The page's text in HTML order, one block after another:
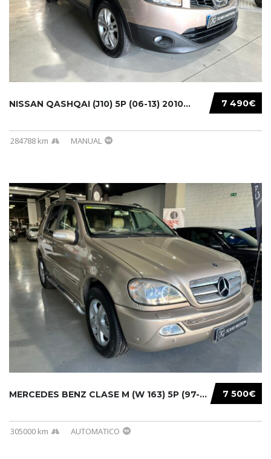
7 490€
NISSAN QASHQAI (J10) 5P (06-13) 2010...
284788 km MANUAL
7 500€
MERCEDES BENZ CLASE M (W 163) 5P (97-05) 200...
305000 km AUTOMATICO